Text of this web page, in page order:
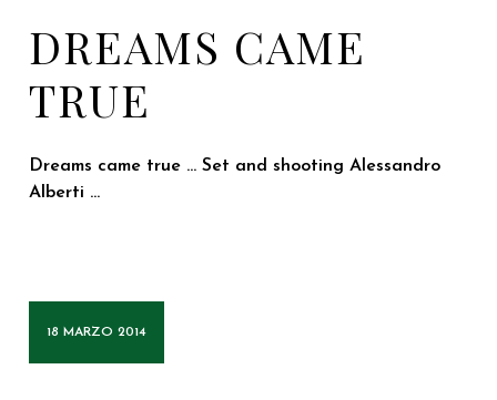
DREAMS CAME
TRUE
Dreams came true ... Set and shooting Alessandro
Alberti ...
18 MARZO 2014